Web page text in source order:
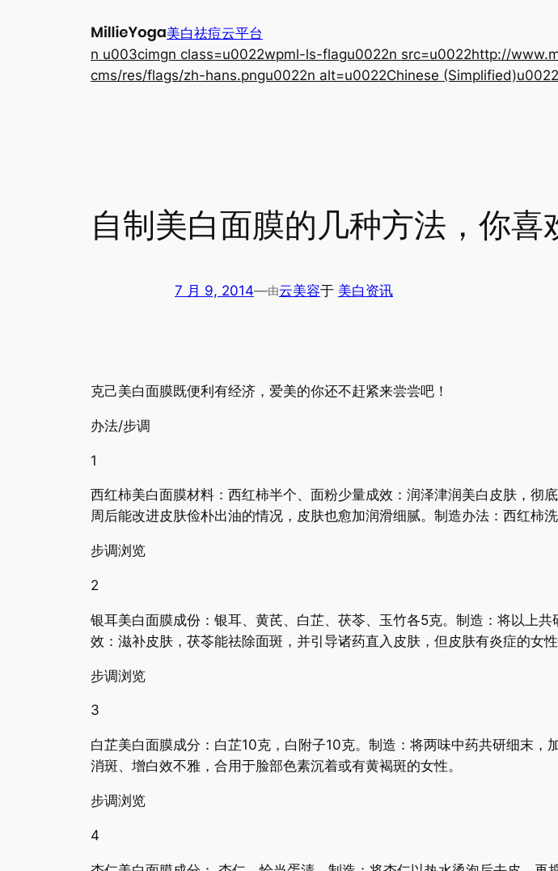
美白祛痘云平台
n u003cimgn class=u0022wpml-ls-flagu0022n src=u0022http://
cms/res/flags/zh-hans.pngu0022n alt=u0022Chinese
自制美白面膜的几种方法，你喜
7 月 9, 2014—由云美容于 美白资讯
克己美白面膜既便利有经济，爱美的你还不赶紧来尝尝吧！
办法/步调
1
西红柿美白面膜材料：西红柿半个、面粉少量成效：润泽津润美白皮肤，彻
周后能改进皮肤俭朴出油的情况，皮肤也愈加润滑细腻。制造办法：西红柿
步调浏览
2
银耳美白面膜成份：银耳、黄芪、白芷、茯苓、玉竹各5克。制造：将以上
效：滋补皮肤，茯苓能祛除面斑，并引导诸药直入皮肤，但皮肤有炎症的女性
步调浏览
3
白芷美白面膜成分：白芷10克，白附子10克。制造：将两味中药共研细末，
消斑、增白效不雅，合用于脸部色素沉着或有黄褐斑的女性。
步调浏览
4